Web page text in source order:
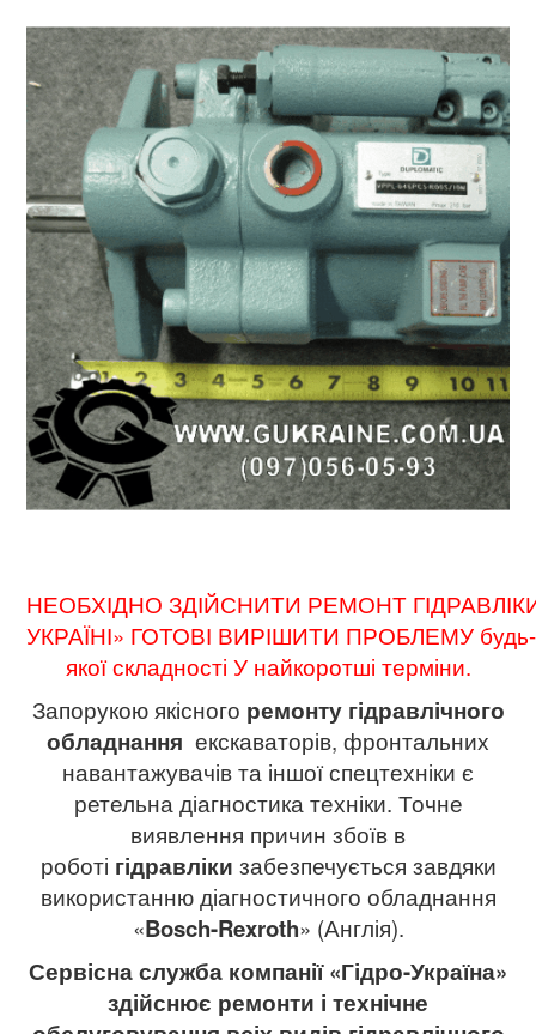
НЕОБХІДНО ЗДІЙСНИТИ РЕМОНТ
УКРАЇНІ» ГОТОВІ ВИРІШИТИ ПРОБЛЕМУ будь-
якої складності У найкоротші терміни.
Запорукою якісного ремонту гідравлічного
обладнання екскаваторів, фронтальних
навантажувачів та іншої спецтехніки є
ретельна діагностика техніки. Точне
виявлення причин збоїв в
роботі гідравліки забезпечується завдяки
використанню діагностичного обладнання
«Bosch-Rexroth» (Англія).
Сервісна служба компанії «Гідро-Україна»
здійснює ремонти і технічне